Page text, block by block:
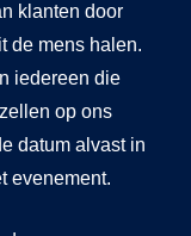
klanten door
de mens halen.
iedereen die
op ons
datum alvast in
evenement.